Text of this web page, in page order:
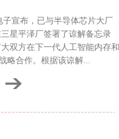
子宣布，已与半导体芯片大厂
星平泽厂签署了谅解备忘录
大双方在下一代人工智能内存和
略合作。根据该谅解...